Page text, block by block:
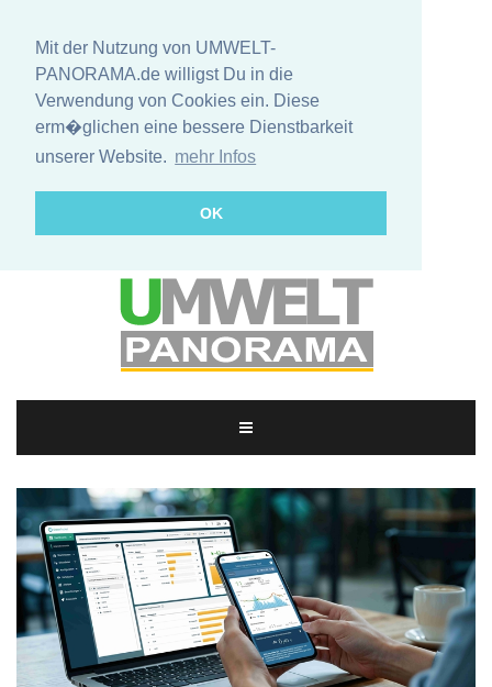
Mit der Nutzung von UMWELT-
PANORAMA.de willigst Du in die
Verwendung von Cookies ein. Diese
erm�glichen eine bessere Dienstbarkeit
unserer Website. mehr Infos
OK